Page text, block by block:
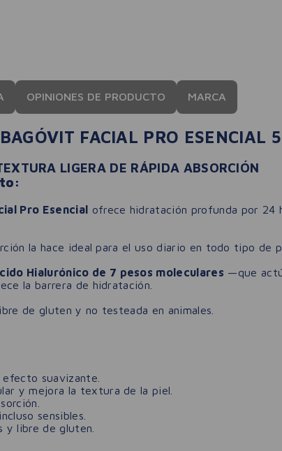
OPINIONES DE PRODUCTO MARCA
FACIAL PRO ESENCIAL
LIGERA DE RÁPIDA ABSORCIÓN
Pro Esencial ofrece hidratación profunda por 24
la hace ideal para el uso diario en todo tipo de
Hialurónico de 7 pesos moleculares —que
la barrera de hidratación.
de gluten y no testeada en animales.
suavizante.
y mejora la textura de la piel.
sensibles.
y libre de gluten.